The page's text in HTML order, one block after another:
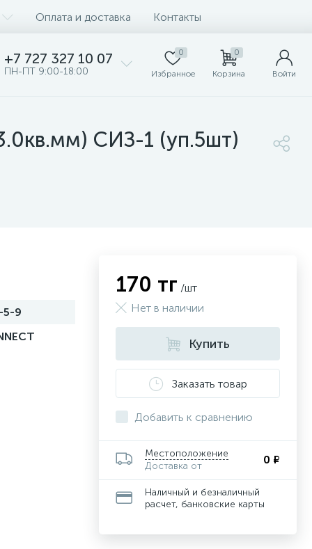
Оплата и доставка Контакты
+7 727 327 10 07
ПН-ПТ 9:00-18:00
0
Избранное
0
Корзина Войти
СИЗ-1 (уп.5шт)
5-9
170 тг /шт
Нет в наличии
Купить
Заказать товар
Добавить к сравнению
Местоположение
Доставка от
0 ₽
Наличный и безналичный
расчет, банковские карты